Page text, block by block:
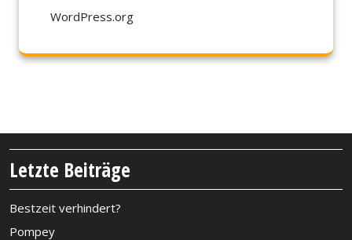
WordPress.org
Letzte Beiträge
Bestzeit verhindert?
Pompey